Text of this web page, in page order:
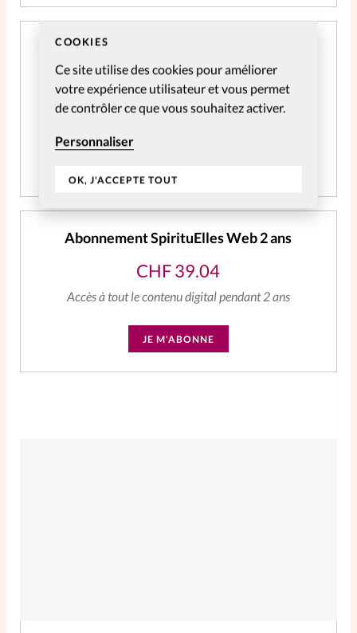
COOKIES
Ce site utilise des cookies pour améliorer
votre expérience utilisateur et vous permet
de contrôler ce que vous souhaitez activer.
Personnaliser
OK, J'ACCEPTE TOUT
Abonnement SpirituElles Web 3 ans - NE
PLUS UTILISER
CHF59.06
Abonnement SpirituElles Web 2 ans
CHF39.04
Accès à tout le contenu digital pendant 2 ans
JE M'ABONNE